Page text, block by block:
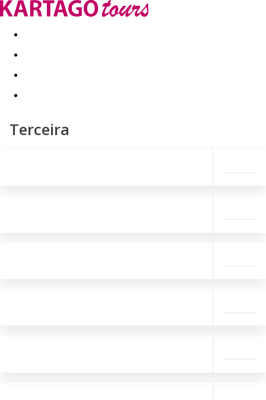
Last minute Dovolenkové kluby
Terceira